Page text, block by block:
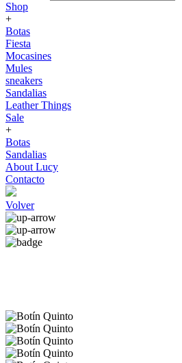
Shop
+
Botas
Fiesta
Mocasines
Mules
sneakers
Sandalias
Leather Things
Sale
+
Botas
Sandalias
About Lucy
Contacto
Volver